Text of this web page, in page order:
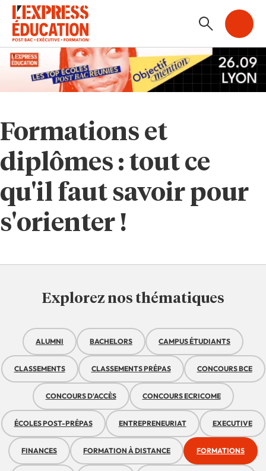
Formations et
diplômes : tout ce
qu'il faut savoir pour
s'orienter !
Explorez nos thématiques
ALUMNI BACHELORS CAMPUS ÉTUDIANTS
CLASSEMENTS CLASSEMENTS PRÉPAS CONCOURS BCE
CONCOURS D'ACCÈS CONCOURS ECRICOME
ÉCOLES POST-PRÉPAS ENTREPRENEURIAT EXECUTIVE
FINANCES FORMATION À DISTANCE FORMATIONS